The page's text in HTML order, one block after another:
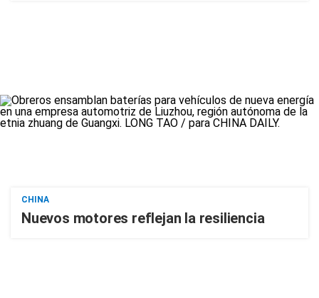
CHINA
Nuevos motores reflejan la resiliencia